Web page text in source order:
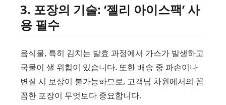
3. 포장의 기술: ‘젤리 아이스팩’ 사
용 필수
음식물, 특히 김치는 발효 과정에서 가스가 발생하고
국물이 샐 위험이 있습니다. 또한 배송 중 파손이나
변질 시 보상이 불가능하므로, 고객님 차원에서의 꼼
꼼한 포장이 무엇보다 중요합니다.